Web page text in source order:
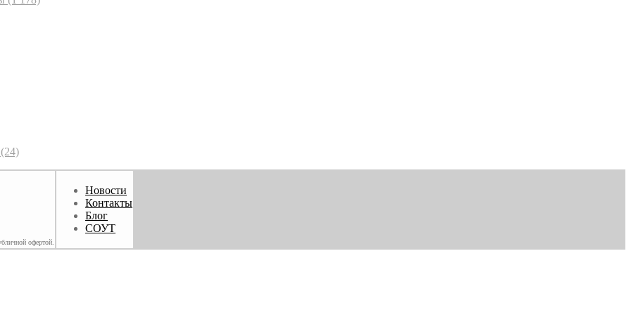
(24)
офертой.
Новости
Контакты
Блог
СОУТ